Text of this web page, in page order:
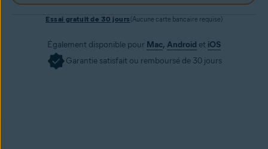
Essai gratuit de 30 jours(Aucune carte bancaire requise)
Également disponible pour Mac, Android et iOS
Garantie satisfait ou remboursé de 30 jours